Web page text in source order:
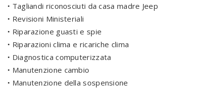
• Tagliandi riconosciuti da casa madre Jeep
• Revisioni Ministeriali
• Riparazione guasti e spie
• Riparazioni clima e ricariche clima
• Diagnostica computerizzata
• Manutenzione cambio
• Manutenzione della sospensione